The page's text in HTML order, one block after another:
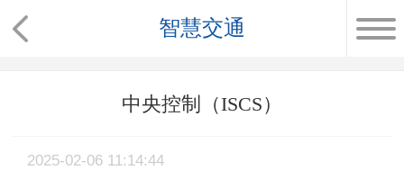
智慧交通
中央控制（ISCS）
2025-02-06 11:14:44